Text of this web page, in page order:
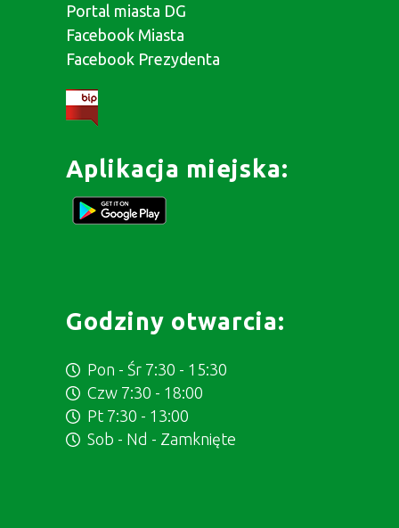
Portal miasta DG
Facebook Miasta
Facebook Prezydenta
Aplikacja miejska:
Godziny otwarcia:
Pon - Śr 7:30 - 15:30
Czw 7:30 - 18:00
Pt 7:30 - 13:00
Sob - Nd - Zamknięte